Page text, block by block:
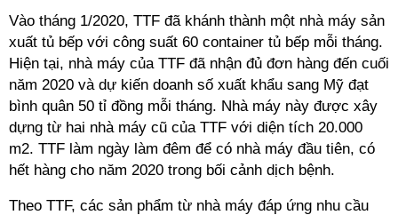
Vào tháng 1/2020, TTF đã khánh thành một nhà máy sản
xuất tủ bếp với công suất 60 container tủ bếp mỗi tháng.
Hiện tại, nhà máy của TTF đã nhận đủ đơn hàng đến cuối
năm 2020 và dự kiến doanh số xuất khẩu sang Mỹ đạt
bình quân 50 tỉ đồng mỗi tháng. Nhà máy này được xây
dựng từ hai nhà máy cũ của TTF với diện tích 20.000
m2. TTF làm ngày làm đêm để có nhà máy đầu tiên, có
hết hàng cho năm 2020 trong bối cảnh dịch bệnh.
Theo TTF, các sản phẩm từ nhà máy đáp ứng nhu cầu